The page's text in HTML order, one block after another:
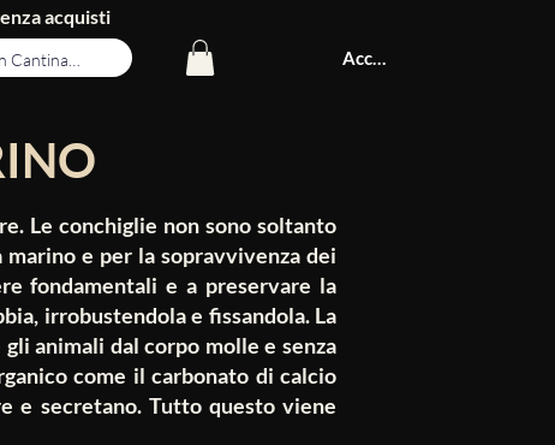
acquisti
Accedi
Le conchiglie non sono soltanto
e per la sopravvivenza dei
fondamentali e a preservare la
irrobustendola e fissandola. La
animali dal corpo molle e senza
come il carbonato di calcio
e secretano. Tutto questo viene